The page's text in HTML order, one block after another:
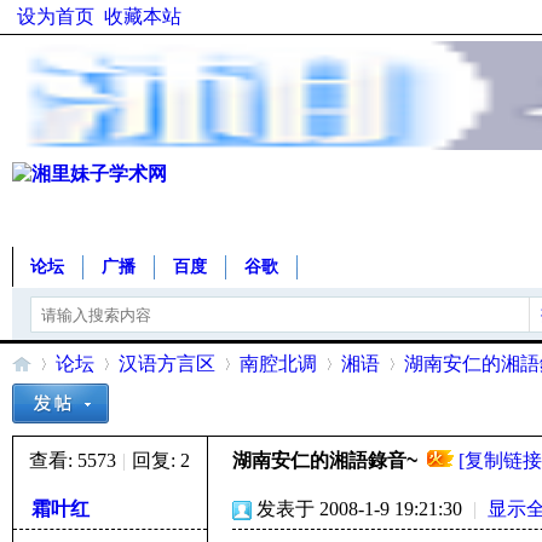
设为首页 收藏本站
论坛 广播 百度 谷歌
湘»
论坛
›
汉语方言区 南腔北调
›
湘语
›
湖南安仁的湘
查看: 5573 | 回复: 2 湖南安仁的湘語錄音~ [复制链
霜叶红 发表于 2008-1-9 19:21:30 | 显示